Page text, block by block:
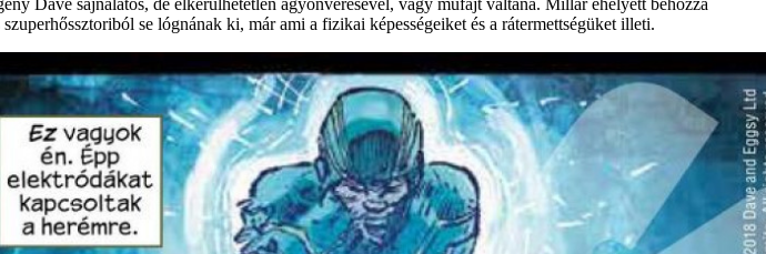
Dave sajnálatos, de elkerülhetetlen agyonverésével, vagy műfajt váltana. Millar ehelyett behozza
se lógnának ki, már ami a fizikai képességeiket és a rátermettségüket illeti.